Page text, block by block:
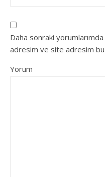
Daha sonraki yorumlarımda
adresim ve site adresim bu
Yorum